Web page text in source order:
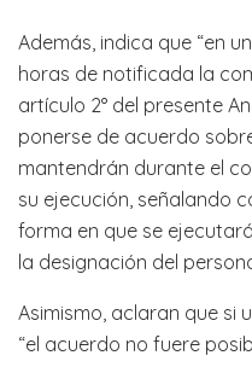
Además, indica que “en
horas de notificada la
artículo 2° del presente
ponerse de acuerdo
mantendrán durante el
su ejecución, señalando
forma en que se
la designación del
Asimismo, aclaran que si
“el acuerdo no fuere